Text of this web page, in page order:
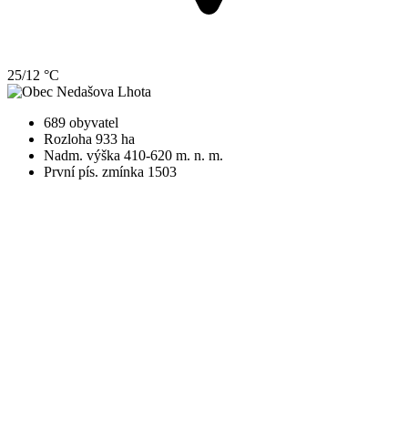
25/12 °C
689 obyvatel
Rozloha 933 ha
Nadm. výška 410-620 m. n. m.
První pís. zmínka 1503